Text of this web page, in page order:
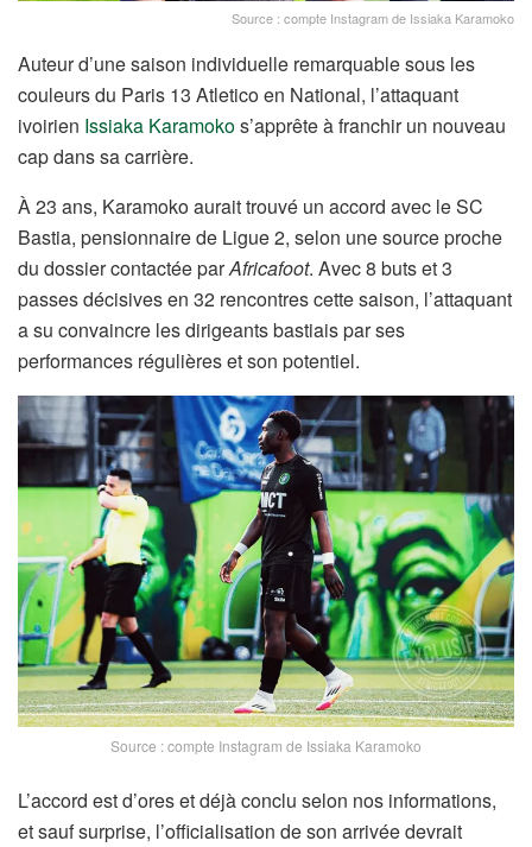
Source : compte Instagram de Issiaka Karamoko
Auteur d’une saison individuelle remarquable sous les
couleurs du Paris 13 Atletico en National, l’attaquant
ivoirien Issiaka Karamokos’apprête à franchir un nouveau
cap dans sa carrière.
À 23 ans, Karamoko aurait trouvé un accord avec le SC
Bastia, pensionnaire de Ligue 2, selon une source proche
du dossier contactée parAfricafoot. Avec 8 buts et 3
passes décisives en 32 rencontres cette saison, l’attaquant
a su convaincre les dirigeants bastiais par ses
performances régulières et son potentiel.
Source : compte Instagram de Issiaka Karamoko
L’accord est d’ores et déjà conclu selon nos informations,
et sauf surprise, l’officialisation de son arrivée devrait